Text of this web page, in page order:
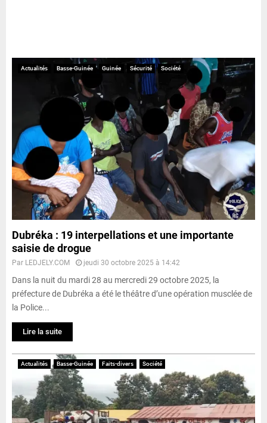
Actualités Basse-Guinée Guinée Sécurité Société
Dubréka : 19 interpellations et une importante
saisie de drogue
Par LEDJELY.COM jeudi 30 octobre 2025 à 14:42
Dans la nuit du mardi 28 au mercredi 29 octobre 2025, la
préfecture de Dubréka a été le théâtre d’une opération musclée de
la Police...
Lire la suite
Actualités Basse-Guinée Faits-divers Société